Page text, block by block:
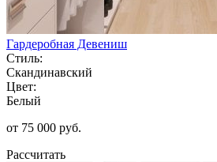
Гардеробная Девениш
Стиль:
Скандинавский
Цвет:
Белый
от 75 000 руб.
Рассчитать